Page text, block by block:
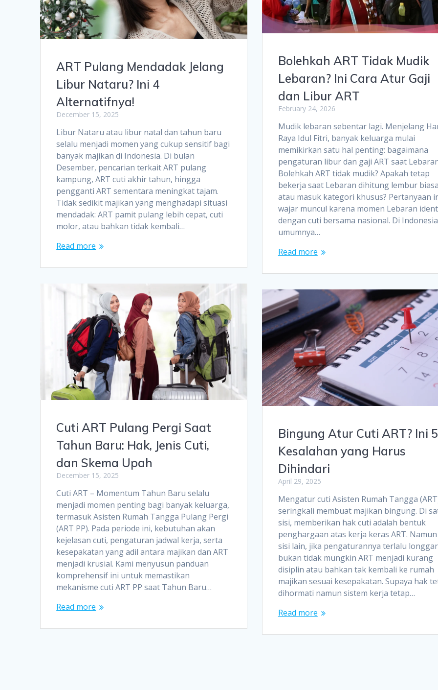
Bolehkah ART Tidak Mudik
Lebaran? Ini Cara Atur Gaji
dan Libur ART
February 24, 2026
Mudik lebaran sebentar lagi. Menjelang
Raya Idul Fitri, banyak keluarga mulai
memikirkan satu hal penting: bagaimana
pengaturan libur dan gaji ART saat
Bolehkah ART tidak mudik? Apakah tetap
bekerja saat Lebaran dihitung lembur biasa
atau masuk kategori khusus? Pertanyaan
wajar muncul karena momen Lebaran
dengan cuti bersama nasional. Di
umumnya…
Read more
ART Pulang Mendadak Jelang
Libur Nataru? Ini 4
Alternatifnya!
December 15, 2025
Libur Nataru atau libur natal dan tahun baru
selalu menjadi momen yang cukup sensitif bagi
banyak majikan di Indonesia. Di bulan
Desember, pencarian terkait ART pulang
kampung, ART cuti akhir tahun, hingga
pengganti ART sementara meningkat tajam.
Tidak sedikit majikan yang menghadapi situasi
mendadak: ART pamit pulang lebih cepat, cuti
molor, atau bahkan tidak kembali…
Read more
Cuti ART Pulang Pergi Saat
Tahun Baru: Hak, Jenis Cuti,
dan Skema Upah
December 15, 2025
Cuti ART – Momentum Tahun Baru selalu
menjadi momen penting bagi banyak keluarga,
termasuk Asisten Rumah Tangga Pulang Pergi
(ART PP). Pada periode ini, kebutuhan akan
kejelasan cuti, pengaturan jadwal kerja, serta
kesepakatan yang adil antara majikan dan ART
menjadi krusial. Kami menyusun panduan
komprehensif ini untuk memastikan
mekanisme cuti ART PP saat Tahun Baru…
Read more
Bingung Atur Cuti ART? Ini 5
Kesalahan yang Harus
Dihindari
April 29, 2025
Mengatur cuti Asisten Rumah Tangga
seringkali membuat majikan bingung. Di
sisi, memberikan hak cuti adalah bentuk
penghargaan atas kerja keras ART.
sisi lain, jika pengaturannya terlalu
bukan tidak mungkin ART menjadi kurang
disiplin atau bahkan tak kembali ke rumah
majikan sesuai kesepakatan. Supaya hak
dihormati namun sistem kerja tetap…
Read more